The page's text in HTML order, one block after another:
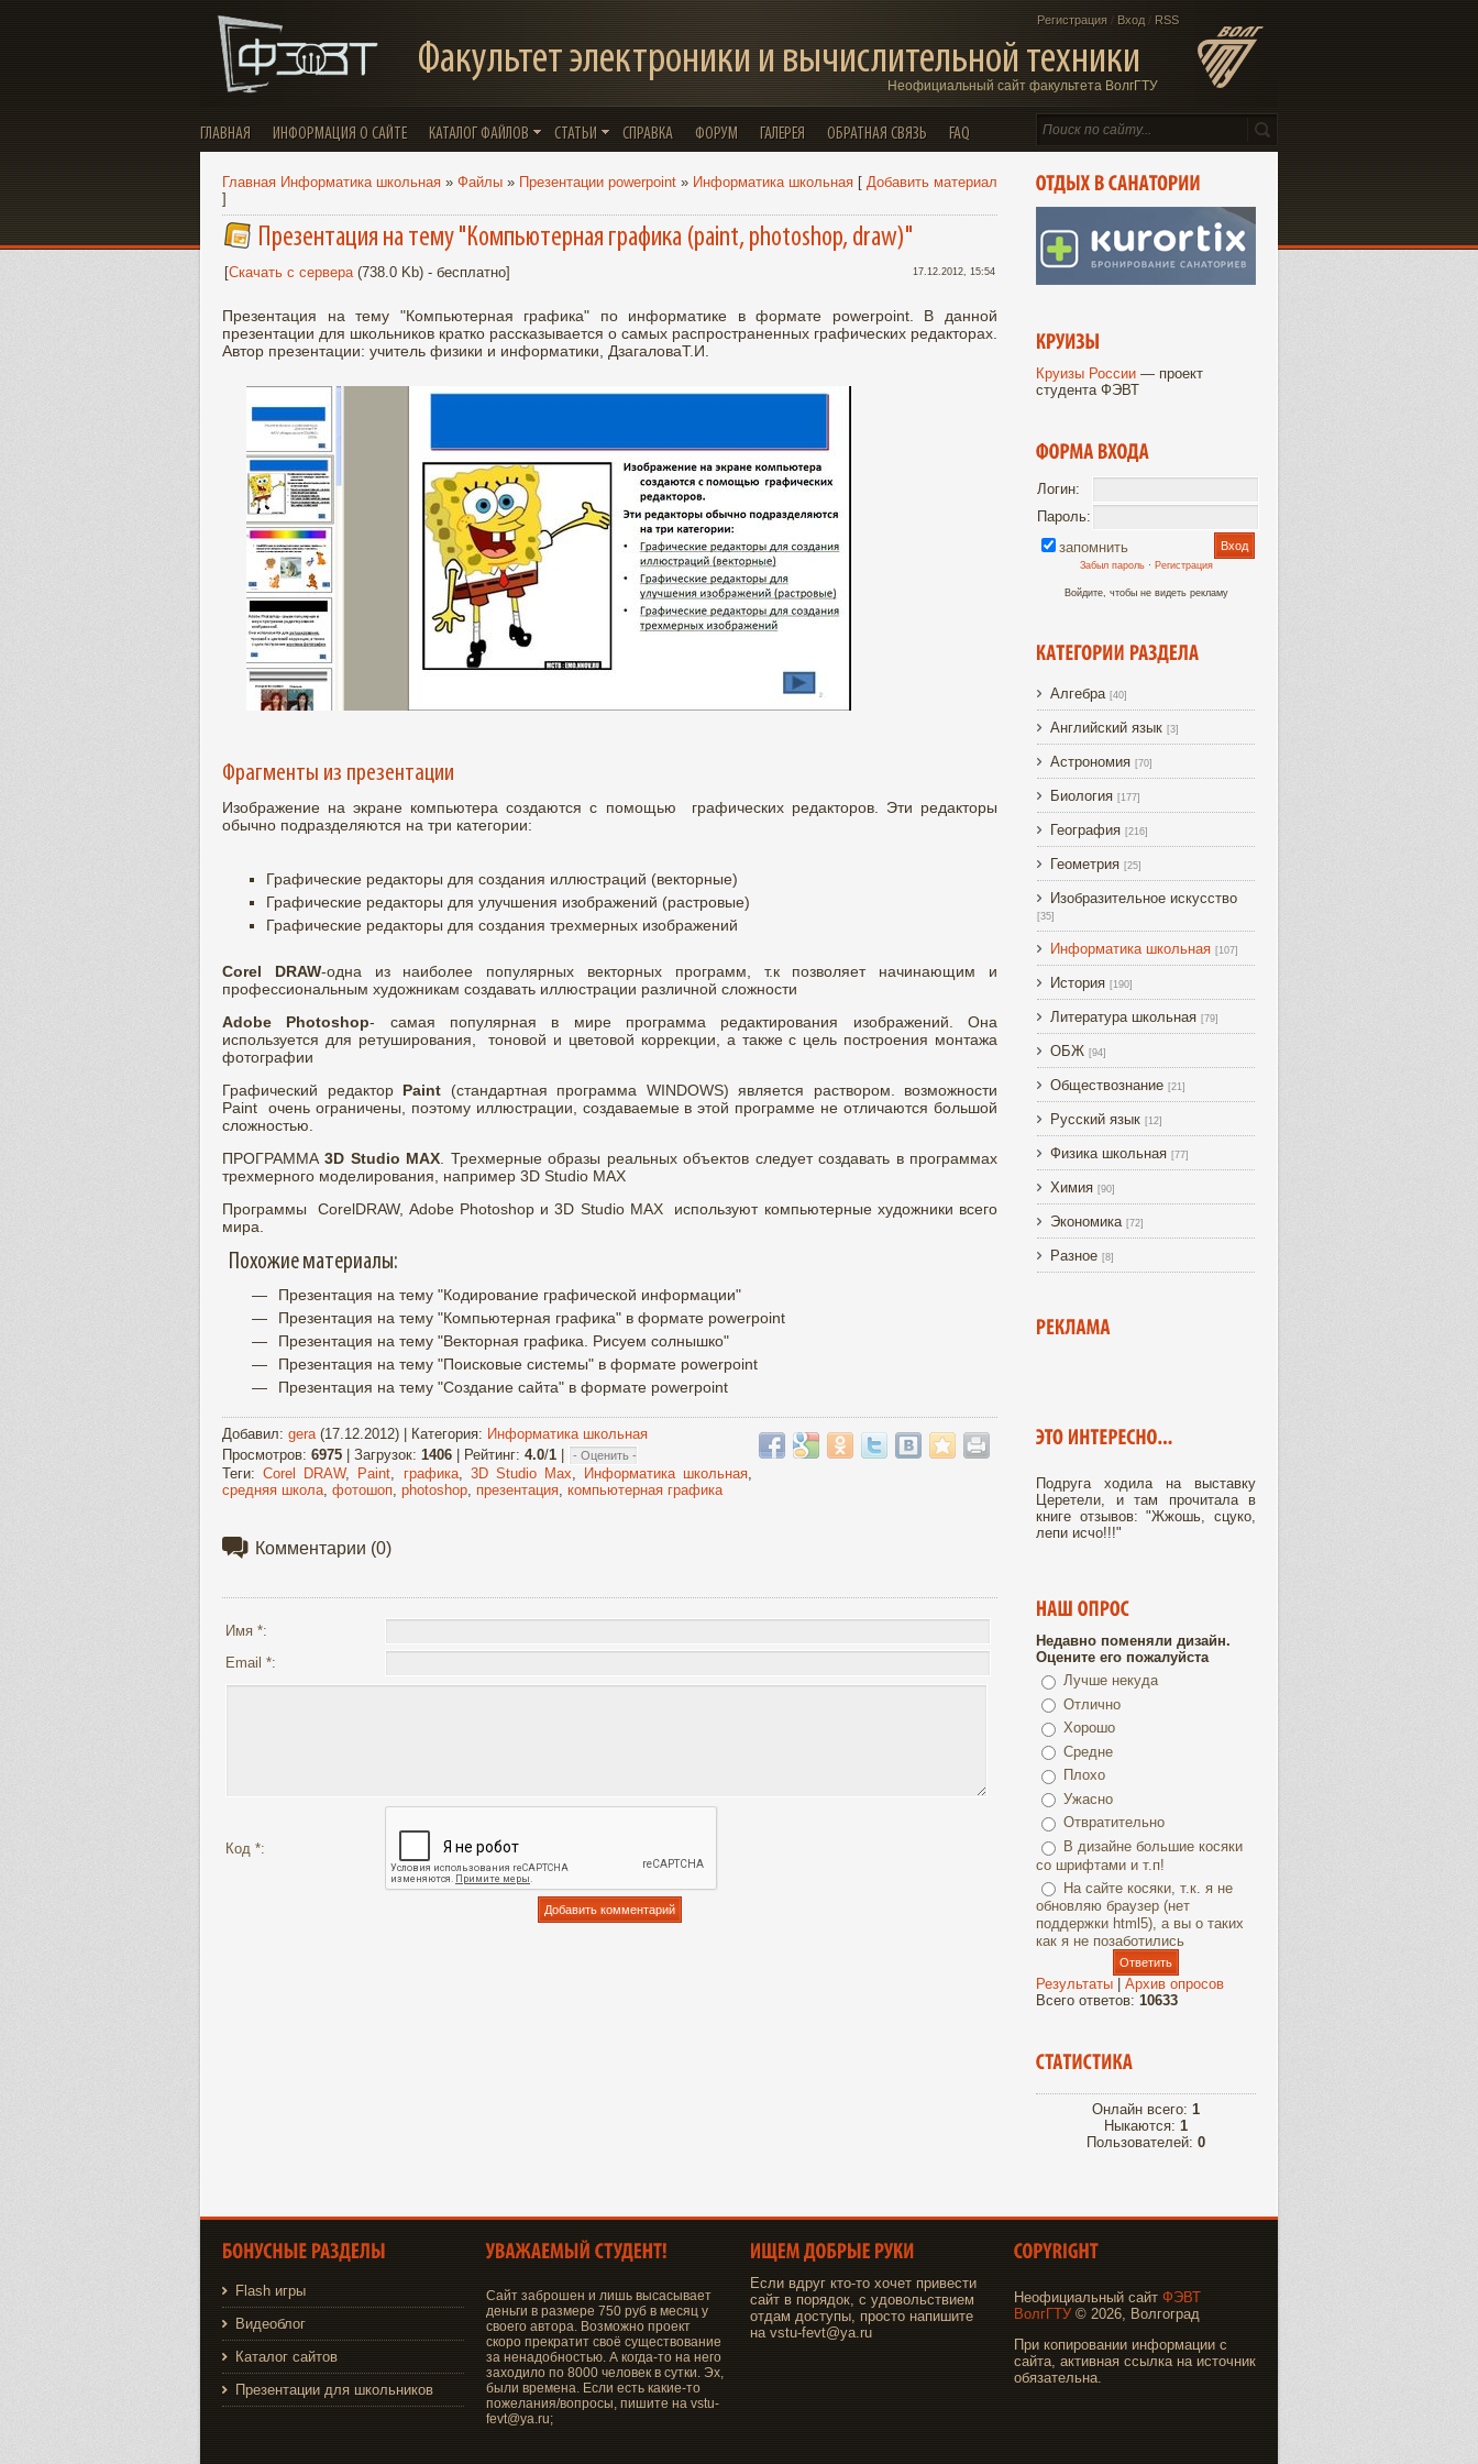
Регистрация / Вход / RSS
Факультет электроники и вычислительной техники
Неофициальный сайт факультета ВолгГТУ
ГЛАВНАЯ ИНФОРМАЦИЯ О САЙТЕ КАТАЛОГ ФАЙЛОВ СТАТЬИ СПРАВКА ФОРУМ ГАЛЕРЕЯ ОБРАТНАЯ СВЯЗЬ FAQ
Главная Информатика школьная » Файлы » Презентации powerpoint » Информатика школьная [ Добавить материал
]
Презентация на тему "Компьютерная графика (paint, photoshop, draw)"
[Скачать с сервера(738.0 Kb) - бесплатно] 17.12.2012, 15:54
Презентация на тему "Компьютерная графика" по информатике в формате powerpoint. В данной
презентации для школьников кратко рассказывается о самых распространенных графических редакторах.
Автор презентации: учитель физики и информатики, ДзагаловаТ.И.
Фрагменты из презентации
Изображение на экране компьютера создаются с помощью графических редакторов. Эти редакторы
обычно подразделяются на три категории:
Графические редакторы для создания иллюстраций (векторные)
Графические редакторы для улучшения изображений (растровые)
Графические редакторы для создания трехмерных изображений
Corel DRAW-одна из наиболее популярных векторных программ, т.к позволяет начинающим и
профессиональным художникам создавать иллюстрации различной сложности
Adobe Photoshop- самая популярная в мире программа редактирования изображений. Она
используется для ретуширования, тоновой и цветовой коррекции, а также с цель построения монтажа
фотографии
Графический редактор Paint (стандартная программа WINDOWS) является раствором. возможности
Paint очень ограничены, поэтому иллюстрации, создаваемые в этой программе не отличаются большой
сложностью.
ПРОГРАММА3D Studio MAX . Трехмерные образы реальных объектов следует создавать в программах
трехмерного моделирования, например 3D Studio MAX
Программы CorelDRAW, Adobe Photoshop и 3D Studio MAX используют компьютерные художники всего
мира.
Похожие материалы:
Презентация на тему "Кодирование графической информации"
Презентация на тему "Компьютерная графика" в формате powerpoint
Презентация на тему "Векторная графика. Рисуем солнышко"
Презентация на тему "Поисковые системы" в формате powerpoint
Презентация на тему "Создание сайта" в формате powerpoint
Добавил: gera (17.12.2012) | Категория: Информатика школьная
Просмотров: 6975 | Загрузок: 1406 | Рейтинг: 4.0/1 |
Теги:Corel DRAW, Paint графика, 3D Studio Max Информатика школьная
средняя школа фотошоп photoshop презентация компьютерная графика
Комментарии (0)
Имя *:
Email *:
Код *:
Круизы России — проект
студента ФЭВТ
Логин:
Пароль:
запомнить
Забыл пароль· Регистрация
Войдите, чтобы не видеть рекламу
Алгебра [40]
Английский язык [3]
Астрономия [70]
Биология [177]
География [216]
Геометрия [25]
Изобразительное искусство
[35]
Информатика школьная [107]
История [190]
Литература школьная [79]
ОБЖ [94]
Обществознание [21]
Русский язык [12]
Физика школьная [77]
Химия [90]
Экономика [72]
Разное [8]
Подруга ходила на выставку
Церетели, и там прочитала в
книге отзывов: "Жжошь, сцуко,
лепи исчо!!!"
Недавно поменяли дизайн.
Оцените его пожалуйста
Лучше некуда
Отлично
Хорошо
Средне
Плохо
Ужасно
Отвратительно
В дизайне большие косяки
со шрифтами и т.п!
На сайте косяки, т.к. я не
обновляю браузер (нет
поддержки html5), а вы о таких
как я не позаботились
Результаты
Архив опросов
Всего ответов: 10633
Онлайн всего: 1
Ныкаются: 1
Пользователей: 0
Flash игры
Видеоблог
Каталог сайтов
Презентации для школьников
Сайт заброшен и лишь высасывает
деньги в размере 750 руб в месяц у
своего автора. Возможно проект
скоро прекратит своё существование
за ненадобностью. А когда-то на него
заходило по 8000 человек в сутки. Эх,
были времена. Если есть какие-то
пожелания/вопросы, пишите на vstu-
fevt@ya.ru;
Если вдруг кто-то хочет привести
сайт в порядок, с удовольствием
отдам доступы, просто напишите
на vstu-fevt@ya.ru
Неофициальный сайт ФЭВТ
ВолгГТУ© 2026, Волгоград
При копировании информации с
сайта, активная ссылка на источник
обязательна.